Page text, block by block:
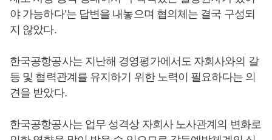
야 가능하다’는 답변을 내놓으며 협의체는 결국 구성되
지 않았다.
한국공항공사는 지난해 경영평가에서도 자회사와의 갈
등 및 협력관계를 유지하기 위한 노력이 필요하다는 의
견을 받았다.
한국공항공사는 업무 성격상 자회사 노사관계의 변화로